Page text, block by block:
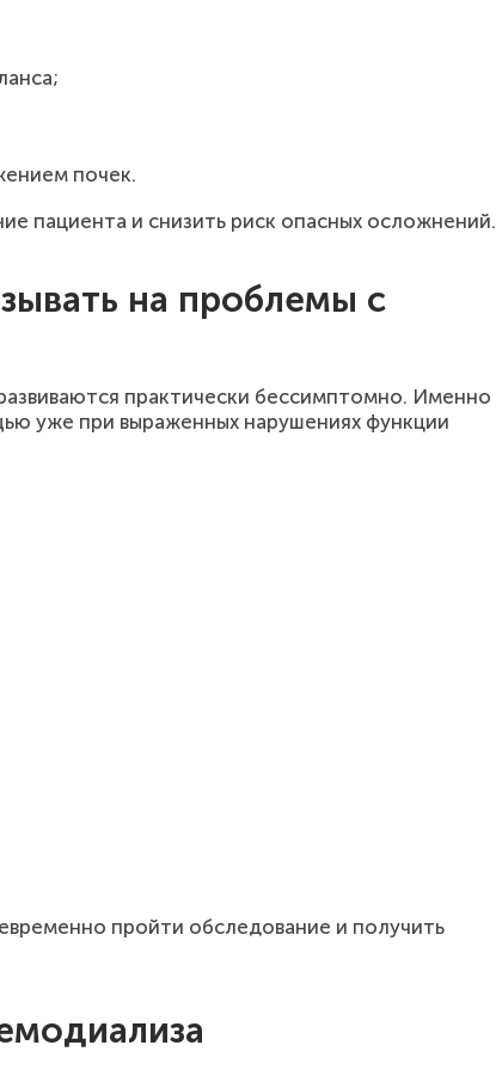
почек.
пациента и снизить риск опасных осложнений.
на проблемы с
практически бессимптомно. Именно
уже при выраженных нарушениях функции
пройти обследование и получить